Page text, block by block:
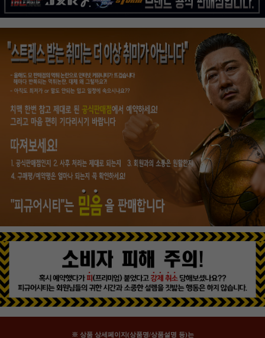
※ 상품 상세페이지(상품명/상품설명 등)는